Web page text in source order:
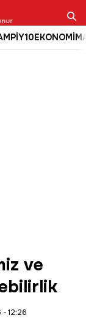
EKONOMİ
Ara
ve
- 12:26